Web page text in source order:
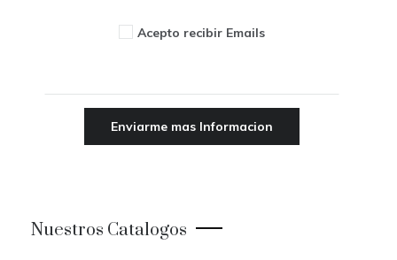
Acepto recibir Emails
Nuestros Catalogos